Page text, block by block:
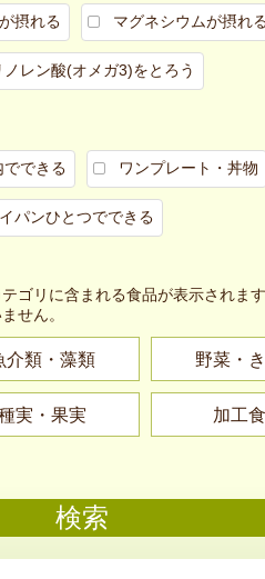
摂れる マグネシウムが摂れ
ノレン酸(オメガ3)をとろう
でできる ワンプレート・丼物
パンひとつでできる
ゴリに含まれる食品が表示されます
せん。
介類・藻類 野菜・
実・果実 加工